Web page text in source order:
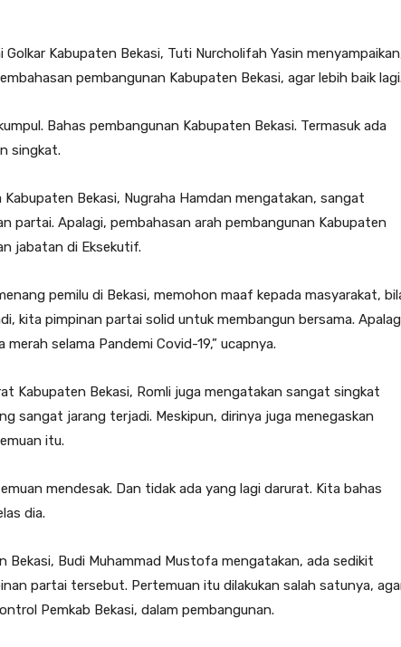
Kabupaten Bekasi, Tuti Nurcholifah Yasin
pembangunan Kabupaten Bekasi, agar lebih baik lagi.
Bahas pembangunan Kabupaten Bekasi. Termasuk ada
singkat.
Kabupaten Bekasi, Nugraha Hamdan mengatakan, sangat
partai. Apalagi, pembahasan arah pembangunan Kabupaten
jabatan di Eksekutif.
pemilu di Bekasi, memohon maaf kepada masyarakat,
kita pimpinan partai solid untuk membangun bersama.
selama Pandemi Covid-19,” ucapnya.
Kabupaten Bekasi, Romli juga mengatakan sangat singkat
sangat jarang terjadi. Meskipun, dirinya juga menegaskan
itu.
mendesak. Dan tidak ada yang lagi darurat. Kita bahas
dia.
Bekasi, Budi Muhammad Mustofa mengatakan, ada sedikit
partai tersebut. Pertemuan itu dilakukan salah satunya,
Pemkab Bekasi, dalam pembangunan.